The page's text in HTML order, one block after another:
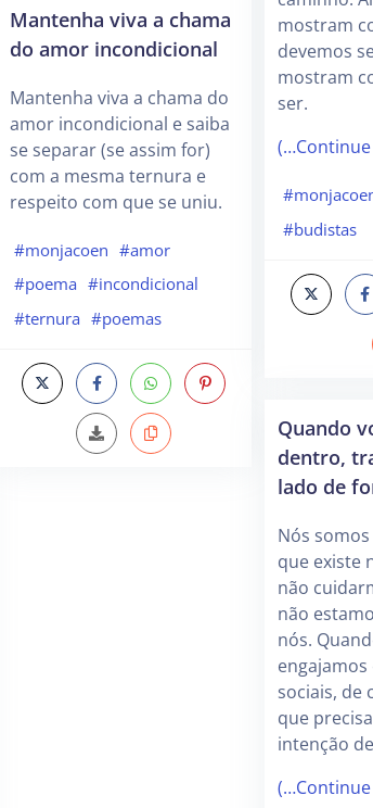
Mantenha viva a chama
do amor incondicional
Mantenha viva a chama do
amor incondicional e saiba
se separar (se assim for)
com a mesma ternura e
respeito com que se uniu.
#monjacoen #amor
#poema #incondicional
#ternura #poemas
mostram
devemos
mostram
ser.
#budistas
Quando
dentro,
lado de
Nós
que existe
não
não
nós.
engajamos
sociais, de
que
intenção